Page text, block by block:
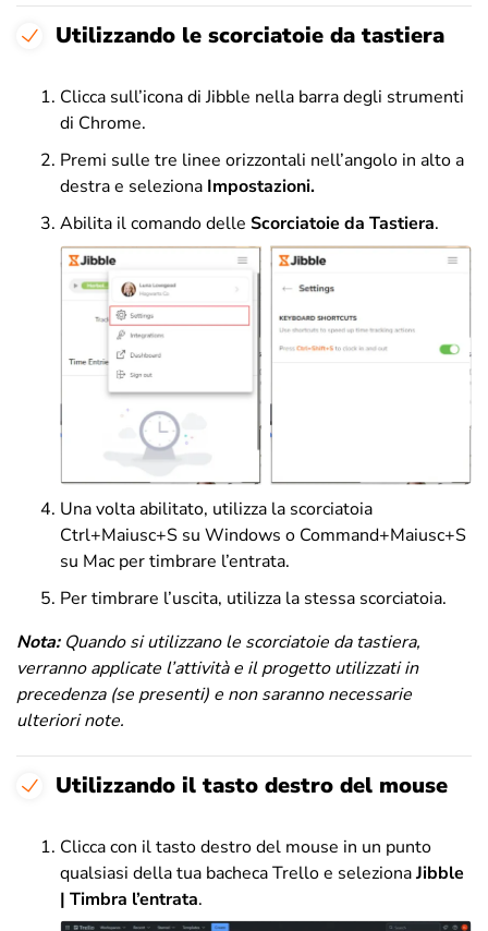
Utilizzando le scorciatoie da tastiera
Clicca sull’icona di Jibble nella barra degli strumenti
di Chrome.
Premi sulle tre linee orizzontali nell’angolo in alto a
destra e seleziona Impostazioni.
Abilita il comando delle Scorciatoie da Tastiera.
Una volta abilitato, utilizza la scorciatoia
Ctrl+Maiusc+S su Windows o Command+Maiusc+S
su Mac per timbrare l’entrata.
Per timbrare l’uscita, utilizza la stessa scorciatoia.
Nota: Quando si utilizzano le scorciatoie da tastiera,
verranno applicate l’attività e il progetto utilizzati in
precedenza (se presenti) e non saranno necessarie
ulteriori note.
Utilizzando il tasto destro del mouse
Clicca con il tasto destro del mouse in un punto
qualsiasi della tua bacheca Trello e selezionaJibble
| Timbra l’entrata.